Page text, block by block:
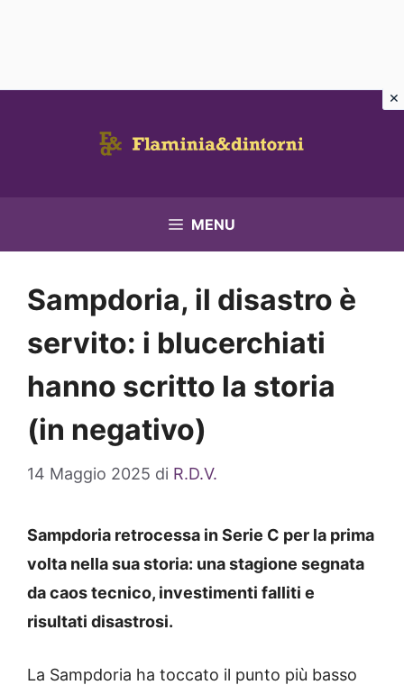
MENU
Sampdoria, il disastro è
servito: i blucerchiati
hanno scritto la storia
(in negativo)
14 Maggio 2025 di R.D.V.
Sampdoria retrocessa in Serie C per la prima
volta nella sua storia: una stagione segnata
da caos tecnico, investimenti falliti e
risultati disastrosi.
La Sampdoria ha toccato il punto più basso